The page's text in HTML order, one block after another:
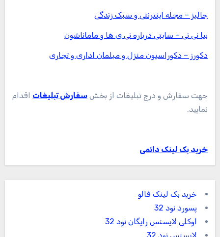
جالبز – مجله اینترنتی و سبک زندگی
بیا نی نی – سایتی درباره نی ی ها و ماماناشون
دکورز – دکوراسیون منزل و مبلمان اداری و تجاری
جهت سفارش و درج تبلیغات از بخش سفارش تبلیغات اقدام
نمایید.
خرید بک لینک دائمی
خرید بک لینک فالو
پسورد نود 32
اوکلی لایسنس رایگان نود 32
لایسنس نود 32